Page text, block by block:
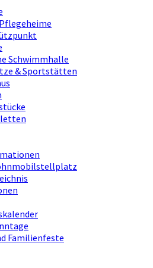
Schwimmhalle
& Sportstätten
Familienfeste